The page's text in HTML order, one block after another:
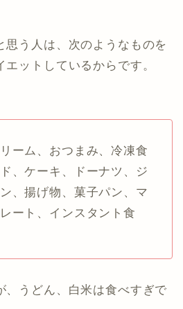
思う人は、次のようなものを
ットしているからです。
ーム、おつまみ、冷凍食
、ケーキ、ドーナツ、ジ
、揚げ物、菓子パン、マ
ート、インスタント食
、うどん、白米は食べすぎで